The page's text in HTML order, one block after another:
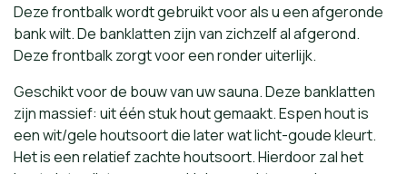
Deze frontbalk wordt gebruikt voor als u een afgeronde
bank wilt. De banklatten zijn van zichzelf al afgerond.
Deze frontbalk zorgt voor een ronder uiterlijk.
Geschikt voor de bouw van uw sauna. Deze banklatten
zijn massief: uit één stuk hout gemaakt. Espen hout is
een wit/gele houtsoort die later wat licht-goude kleurt.
Het is een relatief zachte houtsoort. Hierdoor zal het